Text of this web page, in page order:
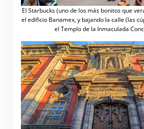
El Starbucks (uno de los más bonitos que
el edificio Banamex, y bajando la calle (las
el Templo de la Inmaculada